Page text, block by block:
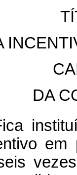
DA
em